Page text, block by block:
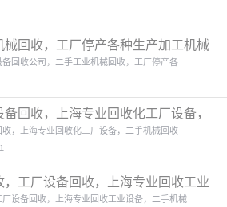
械回收，工厂停产各种生产加工机械
图
备回收公司，二手工业机械回收，工厂停产各
备回收，上海专业回收化工厂设备，
收
2图
收，上海专业回收化工厂设备，二手机械回收
，工厂设备回收，上海专业回收工业
厂设备回收，上海专业回收工业设备，二手机械